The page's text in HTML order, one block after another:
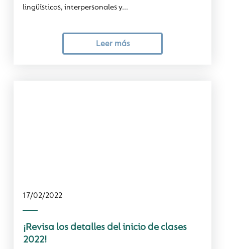
lingüísticas, interpersonales y...
Leer más
17/02/2022
¡Revisa los detalles del inicio de clases
2022!